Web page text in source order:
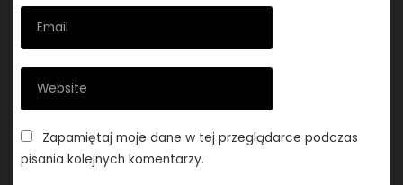
Zapamiętaj moje dane w tej przeglądarce podczas
pisania kolejnych komentarzy.